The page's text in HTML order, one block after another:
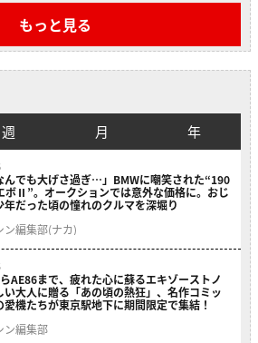
もっと見る
週 月 年
んでも大げさ過ぎ…」BMWに嘲笑された“190
ボⅡ”。オークションでは意外な価格に。おじ
年だった頃の憧れのクルマを深堀り
ン編集部(ナカ)
AE86まで、疲れた心に蘇るエキゾーストノ
い大人に贈る「あの頃の熱狂」、名作コミッ
愛機たちが東京駅地下に期間限定で集結！
ン編集部